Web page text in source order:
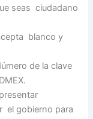
seas ciudadano
blanco y
de la clave
el gobierno para